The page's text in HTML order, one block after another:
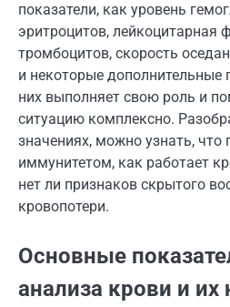
показатели, как уровень
эритроцитов, лейкоцитарная
тромбоцитов, скорость
и некоторые
них выполняет свою роль и
ситуацию комплексно.
значениях, можно узнать, что
иммунитетом, как работает
нет ли признаков скрытого
кровопотери.
Основные
анализа крови и